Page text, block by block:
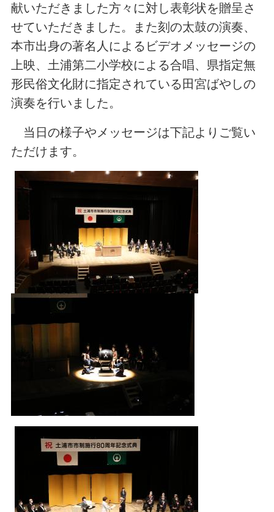
献いただきました方々に対し表彰状を贈呈さ
せていただきました。また刻の太鼓の演奏、
本市出身の著名人によるビデオメッセージの
上映、土浦第二小学校による合唱、県指定無
形民俗文化財に指定されている田宮ばやしの
演奏を行いました。
当日の様子やメッセージは下記よりご覧い
ただけます。